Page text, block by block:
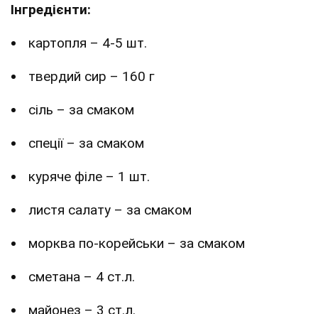
Інгредієнти:
картопля – 4-5 шт.
твердий сир – 160 г
сіль – за смаком
спеції – за смаком
куряче філе – 1 шт.
листя салату – за смаком
морква по-корейськи – за смаком
сметана – 4 ст.л.
майонез – 3 ст.л.